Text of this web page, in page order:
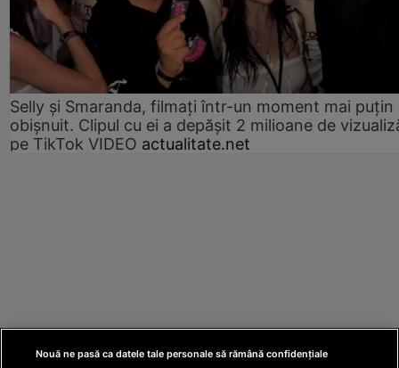
Selly și Smaranda, filmați într-un moment mai puțin
obișnuit. Clipul cu ei a depășit 2 milioane de
pe TikTok VIDEO actualitate.net
Nouă ne pasă ca datele tale personale să rămână confidențiale